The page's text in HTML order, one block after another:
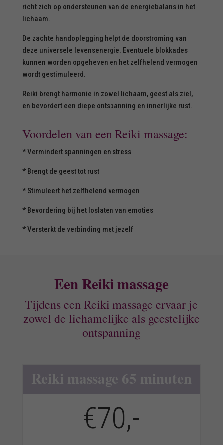
richt zich op ondersteunen van de energiebalans in het
lichaam.
De zachte handoplegging helpt de doorstroming van
deze universele levensenergie. Eventuele blokkades
kunnen worden opgeheven en het zelfhelend vermogen
wordt gestimuleerd.
Reiki brengt harmonie in zowel lichaam, geest als ziel,
en bevordert een diepe ontspanning en innerlijke rust.
Voordelen van een Reiki massage:
* Vermindert spanningen en stress
* Brengt de geest tot rust
* Stimuleert het zelfhelend vermogen
* Bevordering bij het loslaten van emoties
* Versterkt de verbinding met jezelf
Een Reiki massage
Tijdens een Reiki massage ervaar je
zowel de lichamelijke als geestelijke
ontspanning
Reiki massage 65 minuten
€70,-